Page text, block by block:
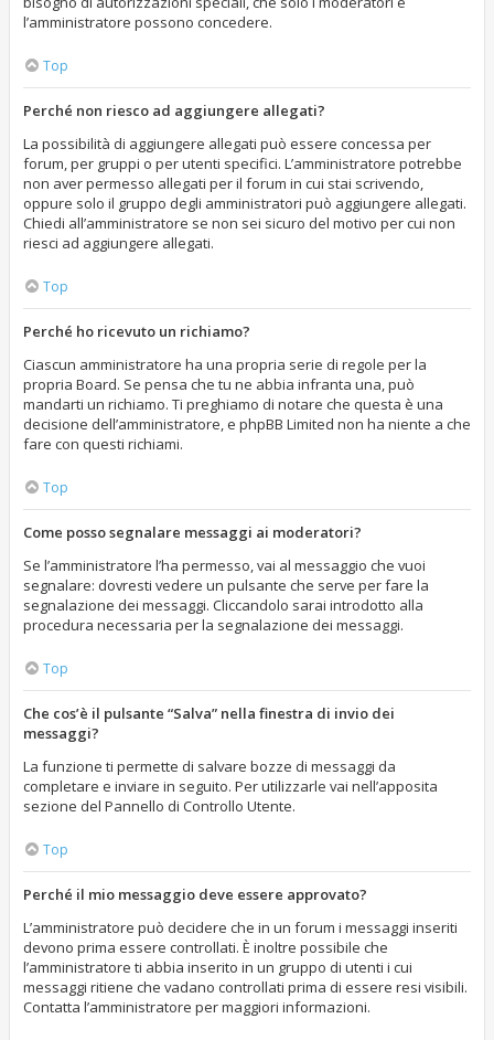
l’amministratore possono concedere.
Top
Perché non riesco ad aggiungere allegati?
La possibilità di aggiungere allegati può essere concessa per
forum, per gruppi o per utenti specifici. L’amministratore potrebbe
non aver permesso allegati per il forum in cui stai scrivendo,
oppure solo il gruppo degli amministratori può aggiungere allegati.
Chiedi all’amministratore se non sei sicuro del motivo per cui non
riesci ad aggiungere allegati.
Top
Perché ho ricevuto un richiamo?
Ciascun amministratore ha una propria serie di regole per la
propria Board. Se pensa che tu ne abbia infranta una, può
mandarti un richiamo. Ti preghiamo di notare che questa è una
decisione dell’amministratore, e phpBB Limited non ha niente a che
fare con questi richiami.
Top
Come posso segnalare messaggi ai moderatori?
Se l’amministratore l’ha permesso, vai al messaggio che vuoi
segnalare: dovresti vedere un pulsante che serve per fare la
segnalazione dei messaggi. Cliccandolo sarai introdotto alla
procedura necessaria per la segnalazione dei messaggi.
Top
Che cos’è il pulsante “Salva” nella finestra di invio dei
messaggi?
La funzione ti permette di salvare bozze di messaggi da
completare e inviare in seguito. Per utilizzarle vai nell’apposita
sezione del Pannello di Controllo Utente.
Top
Perché il mio messaggio deve essere approvato?
L’amministratore può decidere che in un forum i messaggi inseriti
devono prima essere controllati. È inoltre possibile che
l’amministratore ti abbia inserito in un gruppo di utenti i cui
messaggi ritiene che vadano controllati prima di essere resi visibili.
Contatta l’amministratore per maggiori informazioni.